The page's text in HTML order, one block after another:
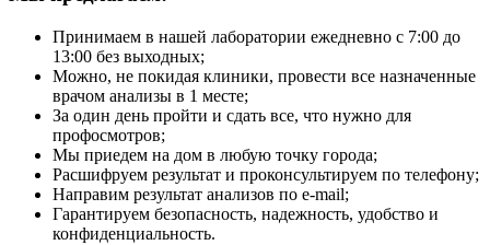
Принимаем в нашей лаборатории ежедневно с 7:00 до
13:00 без выходных;
Можно, не покидая клиники, провести все назначенные
врачом анализы в 1 месте;
За один день пройти и сдать все, что нужно для
профосмотров;
Мы приедем на дом в любую точку города;
Расшифруем результат и проконсультируем по телефону;
Направим результат анализов по e-mail;
Гарантируем безопасность, надежность, удобство и
конфиденциальность.